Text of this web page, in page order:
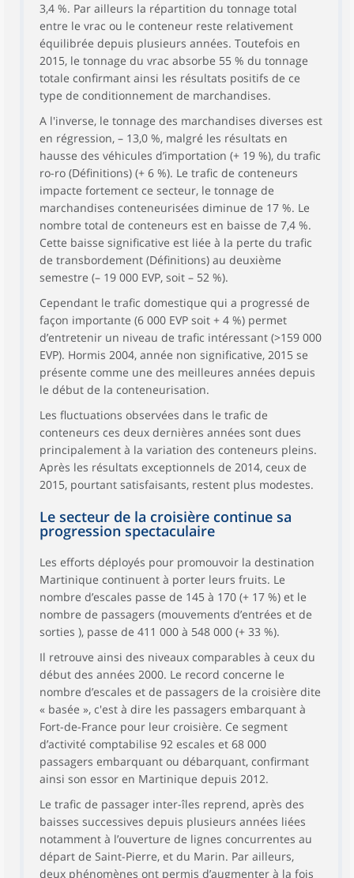
3,4 %. Par ailleurs la répartition du tonnage total
entre le vrac ou le conteneur reste relativement
équilibrée depuis plusieurs années. Toutefois en
2015, le tonnage du vrac absorbe 55 % du tonnage
totale confirmant ainsi les résultats positifs de ce
type de conditionnement de marchandises.
A l'inverse, le tonnage des marchandises diverses est
en régression, – 13,0 %, malgré les résultats en
hausse des véhicules d’importation (+ 19 %), du trafic
ro-ro (Définitions) (+ 6 %). Le trafic de conteneurs
impacte fortement ce secteur, le tonnage de
marchandises conteneurisées diminue de 17 %. Le
nombre total de conteneurs est en baisse de 7,4 %.
Cette baisse significative est liée à la perte du trafic
de transbordement (Définitions) au deuxième
semestre (– 19 000 EVP, soit – 52 %).
Cependant le trafic domestique qui a progressé de
façon importante (6 000 EVP soit + 4 %) permet
d’entretenir un niveau de trafic intéressant (>159 000
EVP). Hormis 2004, année non significative, 2015 se
présente comme une des meilleures années depuis
le début de la conteneurisation.
Les fluctuations observées dans le trafic de
conteneurs ces deux dernières années sont dues
principalement à la variation des conteneurs pleins.
Après les résultats exceptionnels de 2014, ceux de
2015, pourtant satisfaisants, restent plus modestes.
Le secteur de la croisière continue sa
progression spectaculaire
Les efforts déployés pour promouvoir la destination
Martinique continuent à porter leurs fruits. Le
nombre d’escales passe de 145 à 170 (+ 17 %) et le
nombre de passagers (mouvements d’entrées et de
sorties ), passe de 411 000 à 548 000 (+ 33 %).
Il retrouve ainsi des niveaux comparables à ceux du
début des années 2000. Le record concerne le
nombre d’escales et de passagers de la croisière dite
« basée », c'est à dire les passagers embarquant à
Fort-de-France pour leur croisière. Ce segment
d’activité comptabilise 92 escales et 68 000
passagers embarquant ou débarquant, confirmant
ainsi son essor en Martinique depuis 2012.
Le trafic de passager inter-îles reprend, après des
baisses successives depuis plusieurs années liées
notamment à l’ouverture de lignes concurrentes au
départ de Saint-Pierre, et du Marin. Par ailleurs,
deux phénomènes ont permis d’augmenter à la fois